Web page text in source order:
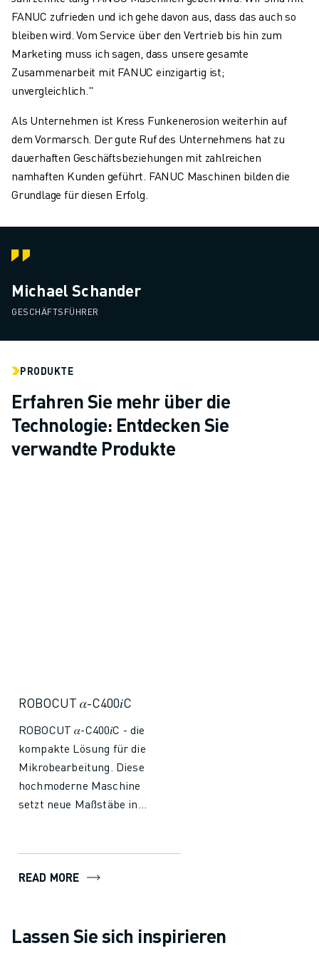
FANUC zufrieden und ich gehe davon aus, dass das auch so
bleiben wird. Vom Service über den Vertrieb bis hin zum
Marketing muss ich sagen, dass unsere gesamte
Zusammenarbeit mit FANUC einzigartig ist;
unvergleichlich."
Als Unternehmen ist Kress Funkenerosion weiterhin auf
dem Vormarsch. Der gute Ruf des Unternehmens hat zu
dauerhaften Geschäftsbeziehungen mit zahlreichen
namhaften Kunden geführt. FANUC Maschinen bilden die
Grundlage für diesen Erfolg.
Michael Schander
GESCHÄFTSFÜHRER
PRODUKTE
Erfahren Sie mehr über die
Technologie: Entdecken Sie
verwandte Produkte
ROBOCUT 𝛼-C400𝑖C
ROBOCUT 𝛼-C400𝑖C - die
kompakte Lösung für die
Mikrobearbeitung. Diese
hochmoderne Maschine
setzt neue Maßstäbe in
die perfekte Wahl für
Branchen wie Luft- und
ihrer außergewöhnlichen
READ MORE
Lassen Sie sich inspirieren